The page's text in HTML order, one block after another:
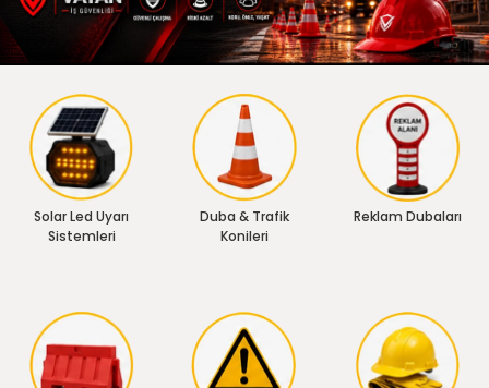
Solar Led Uyarı
Sistemleri
Duba & Trafik
Konileri
Reklam Dubaları